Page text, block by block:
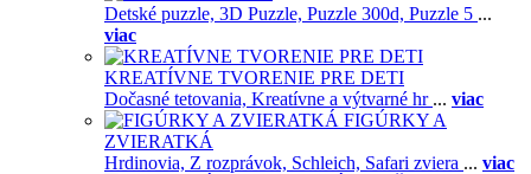
Detské puzzle, 3D Puzzle, Puzzle 300d, Puzzle 5 ...
viac
KREATÍVNE TVORENIE PRE DETI
Dočasné tetovania, Kreatívne a výtvarné hr ... viac
FIGÚRKY A
ZVIERATKÁ
Hrdinovia, Z rozprávok, Schleich, Safari zviera ... viac